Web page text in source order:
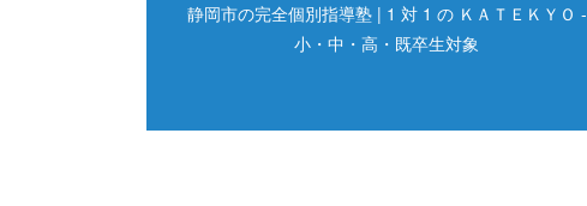
静岡市の完全個別指導塾 | 1 対 1 の ＫＡＴＥＫＹＯ -
小・中・高・既卒生対象